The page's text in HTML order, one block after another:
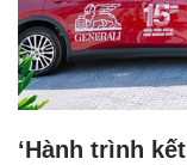
‘Hành trình